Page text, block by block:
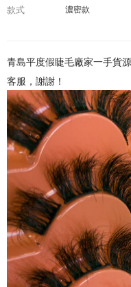
款式 濃密款
青島平度假睫毛廠家一手貨
客服，謝謝！